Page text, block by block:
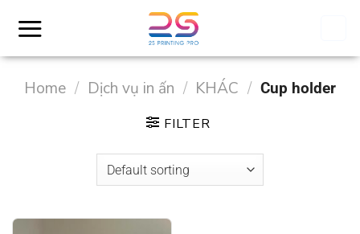
Home / Dịch vụ in ấn / KHÁC / Cup holder
FILTER